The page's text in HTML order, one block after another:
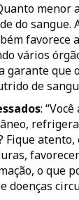
menor
do sangue.
favorece
vários
garante que
de
:
Fique
o que
doenças